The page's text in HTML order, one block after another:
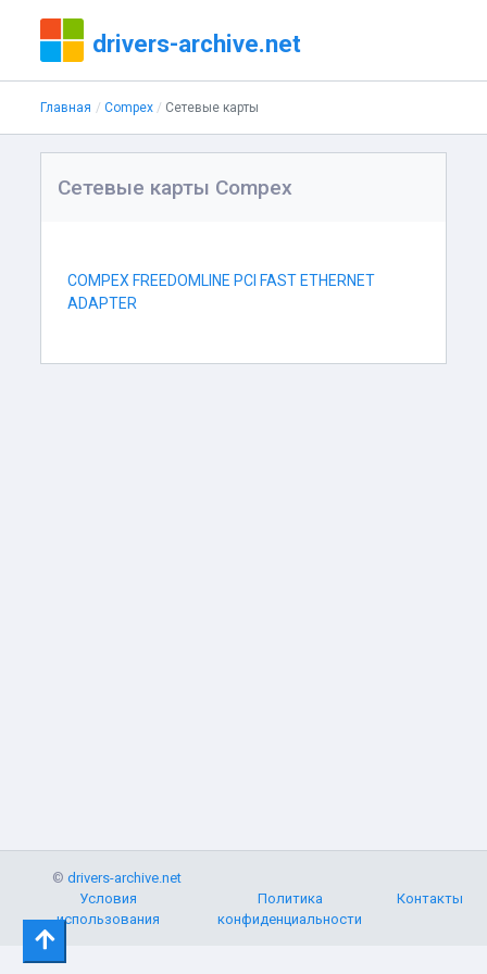
drivers-archive.net
Главная Compex Сетевые карты
Сетевые карты Compex
COMPEX FREEDOMLINE PCI FAST ETHERNET
ADAPTER
©drivers-archive.net
Условия
использования
Политика
конфиденциальности
Контакты